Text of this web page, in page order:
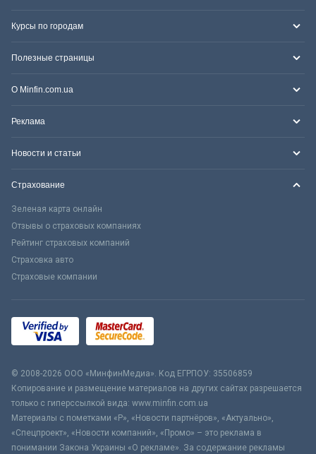
Курсы по городам
Полезные страницы
О Minfin.com.ua
Реклама
Новости и статьи
Страхование
Зеленая карта онлайн
Отзывы о страховых компаниях
Рейтинг страховых компаний
Страховка авто
Страховые компании
© 2008-2026 ООО «МинфинМедиа». Код ЕГРПОУ: 35506859
Копирование и размещение материалов на других сайтах разрешается
только с гиперссылкой вида: www.minfin.com.ua
Материалы с пометками «Р», «Новости партнёров», «Актуально»,
«Спецпроект», «Новости компаний», «Промо» – это реклама в
понимании Закона Украины «О рекламе». За содержание рекламы